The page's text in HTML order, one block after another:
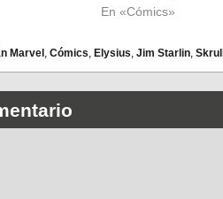
En «Cómics»
Marvel , Cómics, Elysius, Jim Starlin, Skrull